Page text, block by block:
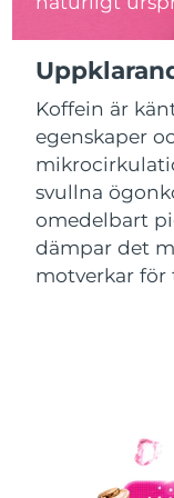
Koffein är
egenskaper
svullna
omedelbart
dämpar det
motverkar
Luxemburg
Macao SAR
Malaysia
Malta
Mexiko
Monaco